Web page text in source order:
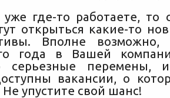
где-то работаете, то
открыться какие-то
Вполне
года в Вашей
серьезные перемены,
вакансии, о
упустите свой шанс!